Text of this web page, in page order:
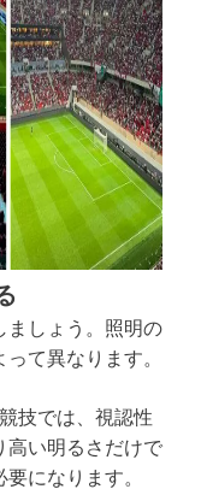
ましょう。照明の
て異なります。
技では、視認性
高い明るさだけで
になります。